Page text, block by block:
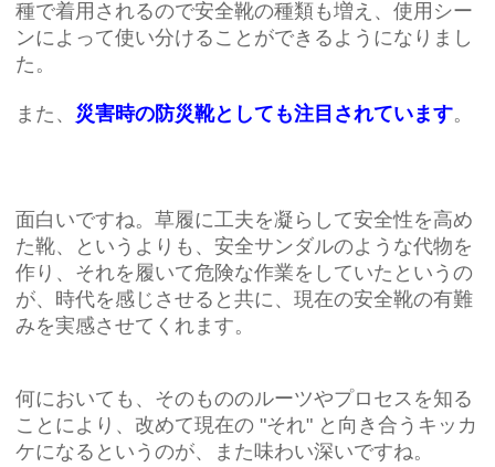
種で着用されるので安全靴の種類も増え、使用シー
ンによって使い分けることができるようになりまし
た。
また、 災害時の防災靴としても注目されています。
面白いですね。草履に工夫を凝らして安全性を高め
た靴、というよりも、安全サンダルのような代物を
作り、それを履いて危険な作業をしていたというの
が、時代を感じさせると共に、現在の安全靴の有難
みを実感させてくれます。
何においても、そのもののルーツやプロセスを知る
ことにより、改めて現在の "それ" と向き合うキッカ
ケになるというのが、また味わい深いですね。